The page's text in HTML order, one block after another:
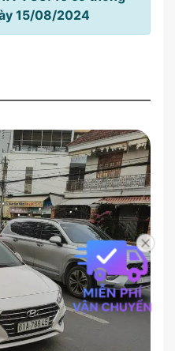
15/08/2024